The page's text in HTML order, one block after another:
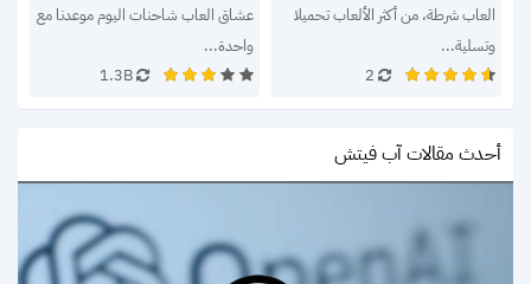
وتسلية...
2
واحدة...
1.3B
أحدث مقالات آب فيتش